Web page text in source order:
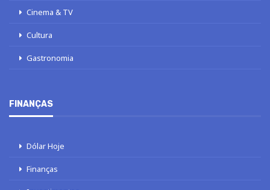
Cinema & TV
Cultura
Gastronomia
FINANÇAS
Dólar Hoje
Finanças